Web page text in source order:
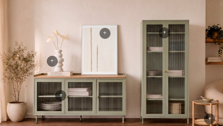
+
+
+
+
+